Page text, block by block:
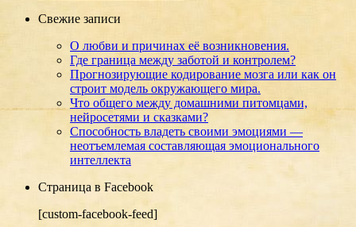
Свежие записи
О любви и причинах её возникновения.
Где граница между заботой и контролем?
Прогнозирующие кодирование мозга или как он
строит модель окружающего мира.
Что общего между домашними питомцами,
нейросетями и сказками?
Способность владеть своими эмоциями —
неотъемлемая составляющая эмоционального
интеллекта
Страница в Facebook
[custom-facebook-feed]